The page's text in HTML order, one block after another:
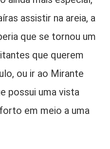
assistir na areia, a
que se tornou um
que querem
ou ir ao Mirante
possui uma vista
em meio a uma